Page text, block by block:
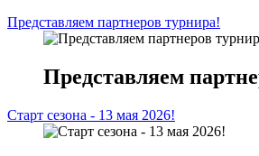
Представляем партнеров турнира!
Представляем
Старт сезона - 13 мая 2026!